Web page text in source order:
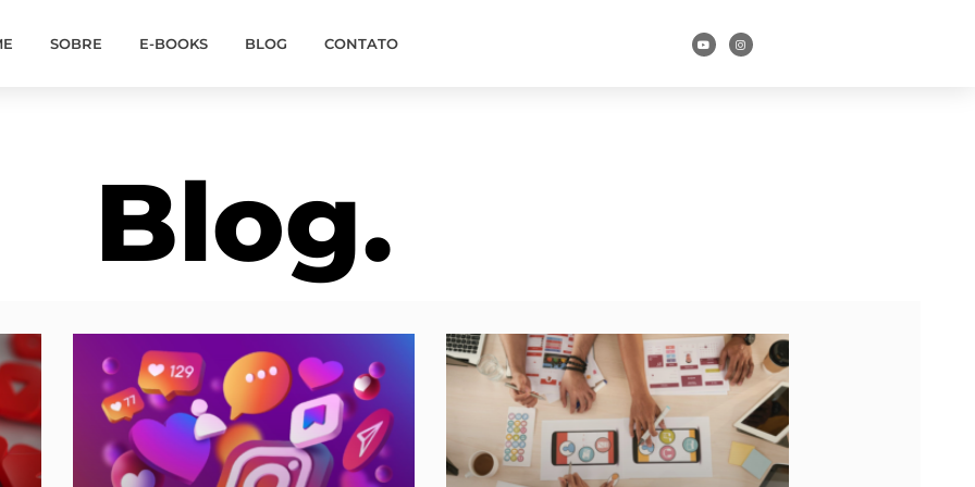
SOBRE E-BOOKS BLOG CONTATO
Blog.